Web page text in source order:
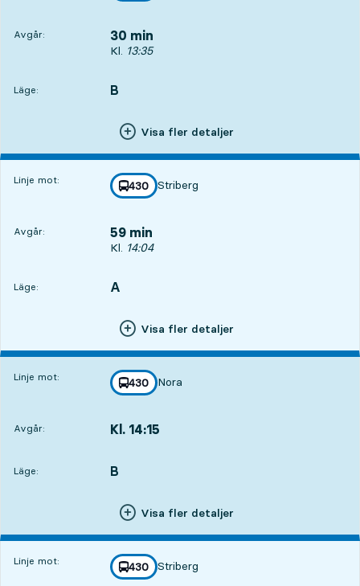
Avgår: 30 min
Avgår, Kl. 13:35, om 30 min
Kl. 13:35
Läge:
LÄGE, B
,
Visa fler detaljer
Linje mot: linje
430
mot
Striberg
,
Avgår: 59 min
Avgår, Kl. 14:04, om 59 min
Kl. 14:04
Läge:
LÄGE, A
,
Visa fler detaljer
Linje mot: linje
430
mot
Nora
,
Avgår: Kl. 14:15
Läge:
LÄGE, B
,
Visa fler detaljer
Linje mot: linje
430
mot
Striberg
,